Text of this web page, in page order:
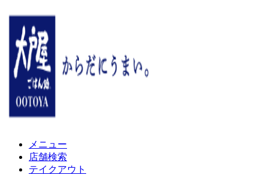
メニュー
店舗検索
テイクアウト